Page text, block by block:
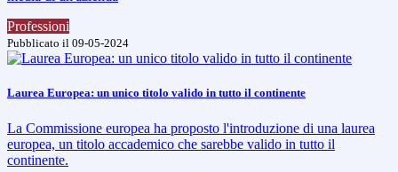
Professioni
Pubblicato il 09-05-2024
Laurea Europea: un unico titolo valido in tutto il continente
La Commissione europea ha proposto l'introduzione di una laurea
europea, un titolo accademico che sarebbe valido in tutto il
continente.